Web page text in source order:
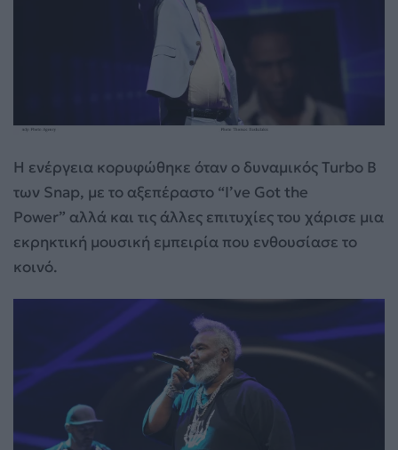
Η ενέργεια κορυφώθηκε όταν ο δυναμικός Turbo B
των Snap, με το αξεπέραστο “I’ve Got the
Power” αλλά και τις άλλες επιτυχίες του χάρισε μια
εκρηκτική μουσική εμπειρία που ενθουσίασε το
κοινό.